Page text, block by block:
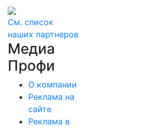
См. список
наших партнеров
Медиа
Профи
О компании
Реклама на
сайте
Реклама в